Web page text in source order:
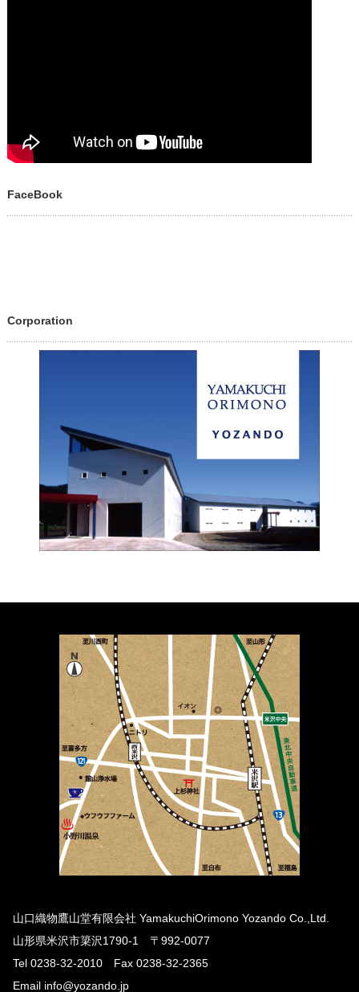
FaceBook
Corporation
山口織物鷹山堂有限会社 YamakuchiOrimono Yozando Co.,Ltd.
山形県米沢市簗沢1790-1 〒992-0077
Tel 0238-32-2010 Fax 0238-32-2365
Email info@yozando.jp